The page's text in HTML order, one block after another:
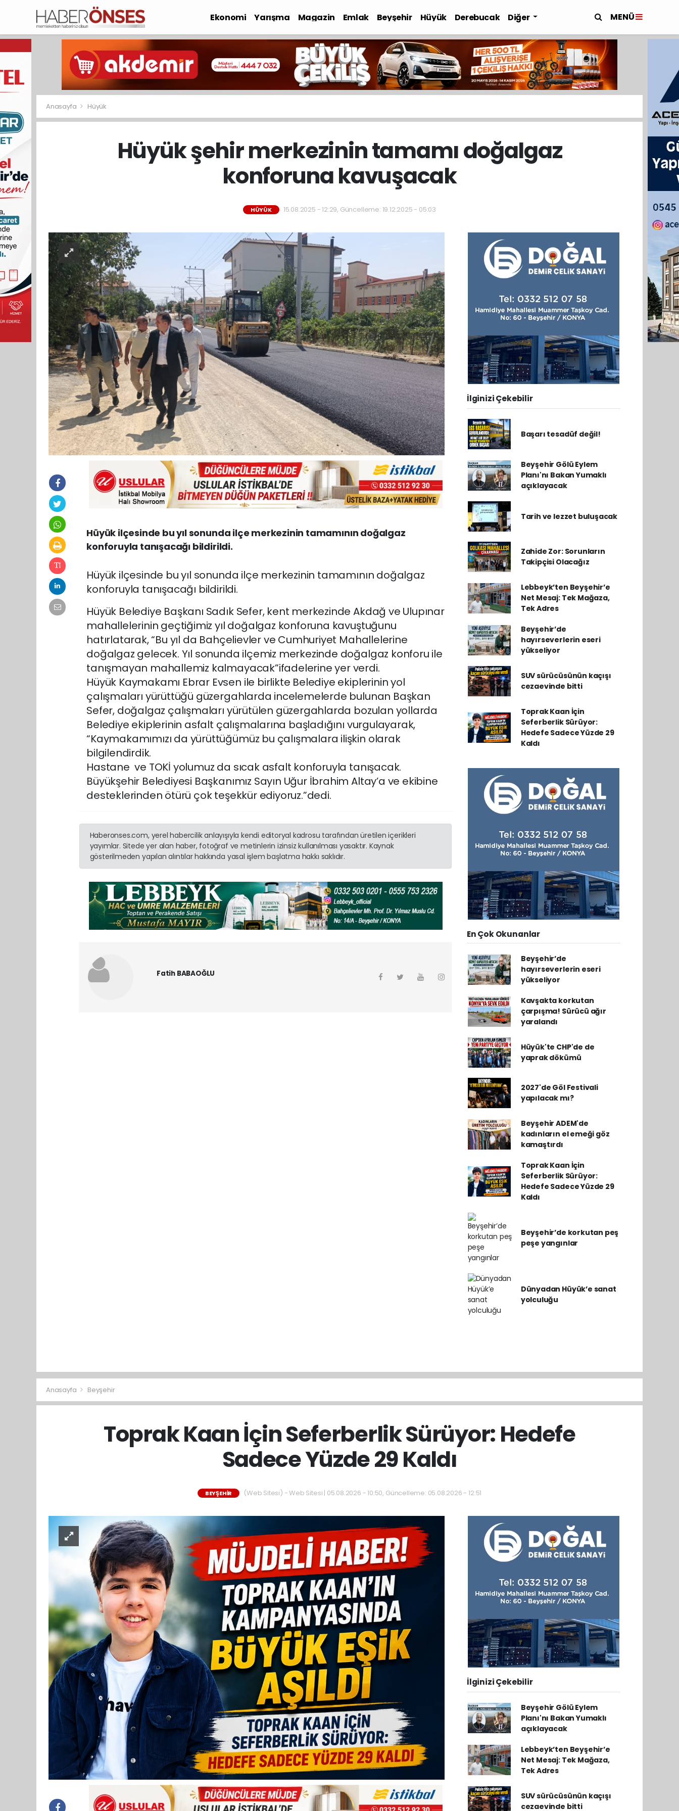
Ekonomi Yarışma Magazin Emlak Beyşehir Hüyük Derebucak Diğer MENÜ
Anasayfa Hüyük
Hüyük şehir merkezinin tamamı doğalgaz
konforuna kavuşacak
HÜYÜK 15.08.2025 - 12:29, Güncelleme: 19.12.2025 - 05:03
Hüyük ilçesinde bu yıl sonunda ilçe merkezinin tamamının doğalgaz
konforuyla tanışacağı bildirildi.
Hüyük ilçesinde bu yıl sonunda ilçe merkezinin tamamının doğalgaz
konforuyla tanışacağı bildirildi.
Hüyük Belediye Başkanı Sadık Sefer, kent merkezinde Akdağ ve Ulupınar
mahallelerinin geçtiğimiz yıl doğalgaz konforuna kavuştuğunu
hatırlatarak, “Bu yıl da Bahçelievler ve Cumhuriyet Mahallelerine
doğalgaz gelecek. Yıl sonunda ilçemiz merkezinde doğalgaz konforu ile
tanışmayan mahallemiz kalmayacak”ifadelerine yer verdi.
Hüyük Kaymakamı Ebrar Evsen ile birlikte Belediye ekiplerinin yol
çalışmaları yürüttüğü güzergahlarda incelemelerde bulunan Başkan
Sefer, doğalgaz çalışmaları yürütülen güzergahlarda bozulan yollarda
Belediye ekiplerinin asfalt çalışmalarına başladığını vurgulayarak,
“Kaymakamımızı da yürüttüğümüz bu çalışmalara ilişkin olarak
bilgilendirdik.
Hastane ve TOKİ yolumuz da sıcak asfalt konforuyla tanışacak.
Büyükşehir Belediyesi Başkanımız Sayın Uğur İbrahim Altay’a ve ekibine
desteklerinden ötürü çok teşekkür ediyoruz.”dedi.
Haberonses.com, yerel habercilik anlayışıyla kendi editoryal kadrosu tarafından üretilen içerikleri
yayımlar. Sitede yer alan haber, fotoğraf ve metinlerin izinsiz kullanılması yasaktır. Kaynak
gösterilmeden yapılan alıntılar hakkında yasal işlem başlatma hakkı saklıdır.
Fatih BABAOĞLU
İlginizi Çekebilir
Başarı tesadüf değil!
Beyşehir Gölü Eylem
Planı'nı Bakan Yumaklı
açıklayacak
Tarih ve lezzet buluşacak
Zahide Zor: Sorunların
Takipçisi Olacağız
Lebbeyk’ten Beyşehir’e
Net Mesaj: Tek Mağaza,
Tek Adres
Beyşehir’de
hayırseverlerin eseri
yükseliyor
SUV sürücüsünün kaçışı
cezaevinde bitti
Toprak Kaan İçin
Seferberlik Sürüyor:
Hedefe Sadece Yüzde 29
Kaldı
En Çok Okunanlar
Beyşehir’de
hayırseverlerin eseri
yükseliyor
Kavşakta korkutan
çarpışma! Sürücü ağır
yaralandı
Hüyük'te CHP'de de
yaprak dökümü
2027'de Göl Festivali
yapılacak mı?
Beyşehir ADEM'de
kadınların el emeği göz
kamaştırdı
Toprak Kaan İçin
Seferberlik Sürüyor:
Hedefe Sadece Yüzde 29
Kaldı
Beyşehir’de korkutan peş
peşe yangınlar
Dünyadan Hüyük’e sanat
yolculuğu
Anasayfa Beyşehir
Toprak Kaan İçin Seferberlik Sürüyor: Hedefe
Sadece Yüzde 29 Kaldı
BEYŞEHIR (Web Sitesi) - Web Sitesi | 05.08.2026 - 10:50, Güncelleme: 05.08.2026 - 12:51
İlginizi Çekebilir
Beyşehir Gölü Eylem
Planı'nı Bakan Yumaklı
açıklayacak
Lebbeyk’ten Beyşehir’e
Net Mesaj: Tek Mağaza,
Tek Adres
SUV sürücüsünün kaçışı
cezaevinde bitti